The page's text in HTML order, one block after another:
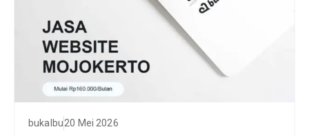
bukalbu20 Mei 2026